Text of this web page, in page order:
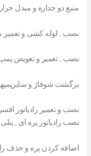
منبع دو جداره و مبدل
نصب , لوله کشی و تعمیر
نصب , تعمیر و تعویض
برگشت شوفاژ و
نصب و تعمیر رادیاتور
نصب رادیاتور پره ای ,
اضافه کردن پره و حذف